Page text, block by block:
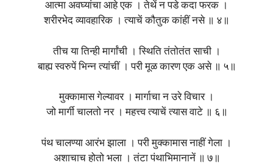
आत्मा अवघ्यांचा आहे एक । तेथें न पडे कदा फरक ।
शरीरभेद व्यावहारिक । त्याचें कौतुक कांहीं नसे ॥ ४॥
तीच या तिन्ही मार्गांची । स्थिति तंतोतंत साची ।
बाह्य स्वरुपें भिन्न त्यांचीं । परी मूळ कारण एक असे ॥ ५॥
मुक्कामास गेल्यावर । मार्गाचा न उरे विचार ।
जो मार्गी चालतो नर । महत्त्व त्याचें त्यास वाटे ॥ ६॥
पंथ चालण्या आरंभ झाला । परी मुक्कामास नाहीं गेला ।
अशाचाच होतो भला । तंटा पंथाभिमानानें ॥ ७॥